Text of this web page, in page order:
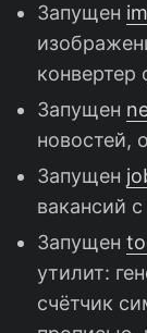
Запущен
конвертер
Запущен
новостей,
Запущен
вакансий
Запущен
утилит:
счётчик